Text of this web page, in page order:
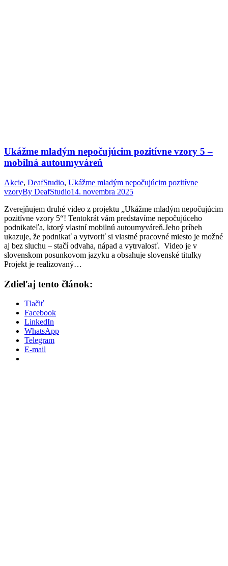
Ukážme mladým nepočujúcim pozitívne vzory 5 –
mobilná autoumyváreň
Akcie, DeafStudio, Ukážme mladým nepočujúcim pozitívne
vzoryBy DeafStudio14. novembra 2025
Zverejňujem druhé video z projektu „Ukážme mladým nepočujúcim
pozitívne vzory 5“! Tentokrát vám predstavíme nepočujúceho
podnikateľa, ktorý vlastní mobilnú autoumyváreň.Jeho príbeh
ukazuje, že podnikať a vytvoriť si vlastné pracovné miesto je možné
aj bez sluchu – stačí odvaha, nápad a vytrvalosť. Video je v
slovenskom posunkovom jazyku a obsahuje slovenské titulky
Projekt je realizovaný…
Zdieľaj tento článok:
Tlačiť
Facebook
LinkedIn
WhatsApp
Telegram
E-mail